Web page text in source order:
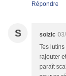
Répondre
S soizic
Tes
rajouter
paraît